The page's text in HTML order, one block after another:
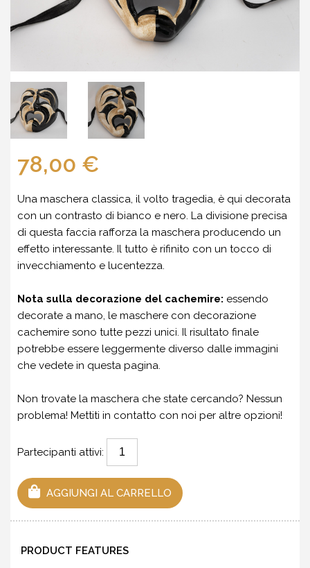
78,00 €
Una maschera classica, il volto tragedia, è qui decorata
con un contrasto di bianco e nero. La divisione precisa
di questa faccia rafforza la maschera producendo un
effetto interessante. Il tutto è rifinito con un tocco di
invecchiamento e lucentezza.
Nota sulla decorazione del cachemire: essendo
decorate a mano, le maschere con decorazione
cachemire sono tutte pezzi unici. Il risultato finale
potrebbe essere leggermente diverso dalle immagini
che vedete in questa pagina.
Non trovate la maschera che state cercando? Nessun
problema! Mettiti in contatto con noi per altre opzioni!
Partecipanti attivi:
AGGIUNGI AL CARRELLO
PRODUCT FEATURES